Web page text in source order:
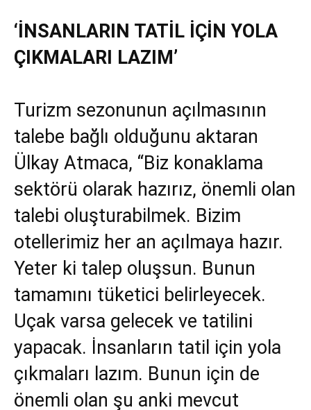
‘İNSANLARIN TATİL İÇİN YOLA
ÇIKMALARI LAZIM’
Turizm sezonunun açılmasının
talebe bağlı olduğunu aktaran
Ülkay Atmaca, “Biz konaklama
sektörü olarak hazırız, önemli olan
talebi oluşturabilmek. Bizim
otellerimiz her an açılmaya hazır.
Yeter ki talep oluşsun. Bunun
tamamını tüketici belirleyecek.
Uçak varsa gelecek ve tatilini
yapacak. İnsanların tatil için yola
çıkmaları lazım. Bunun için de
önemli olan şu anki mevcut